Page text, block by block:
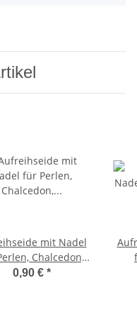
mit Nadel
Chalcedon,
Stärken
0,90 € *